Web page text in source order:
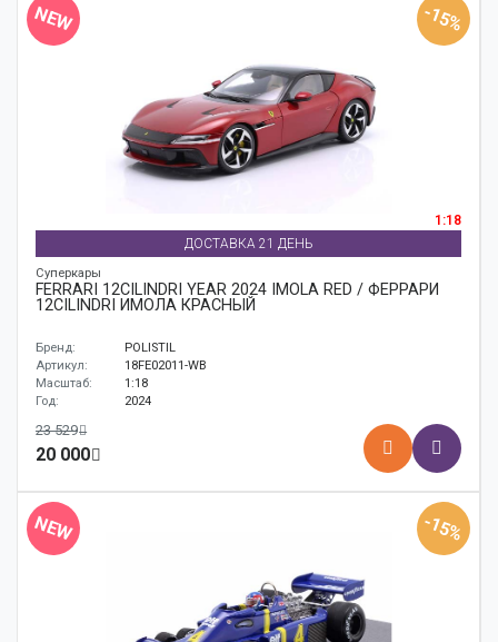
NEW -15%
1:18
ДОСТАВКА 21 ДЕНЬ
Суперкары
FERRARI 12CILINDRI YEAR 2024 IMOLA RED / ФЕРРАРИ
12CILINDRI ИМОЛА КРАСНЫЙ
Бренд:
POLISTIL
Артикул:
18FE02011-WB
Масштаб:
1:18
Год:
2024
23 529
20 000
NEW -15%